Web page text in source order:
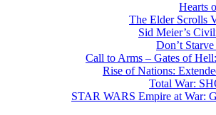
Hearts
The Elder Scrolls
Sid Meier’s
Don’t
Call to Arms – Gates of
Rise of Nations:
Total War:
STAR WARS Empire at War: